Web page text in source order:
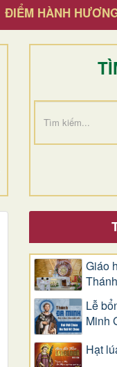
ĐIỂM HÀNH
Giáo
Lễ
Minh
Hạt